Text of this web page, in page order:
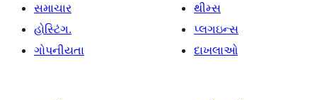
સમાચાર
હોસ્ટિંગ.
ગોપનીયતા
થીમ્સ
પ્લગઇન્સ
દાખલાઓ